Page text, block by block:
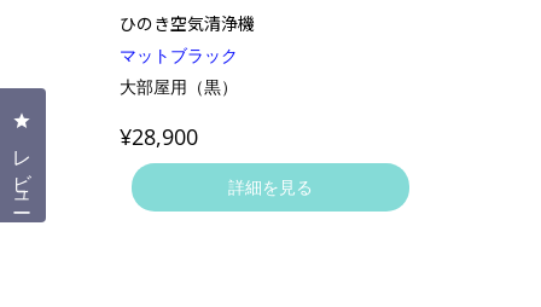
ひのき空気清浄機
マットブラック
大部屋用（黒）
¥28,900
詳細を見る
レビュー
クリックしてレビューダイアログを開く